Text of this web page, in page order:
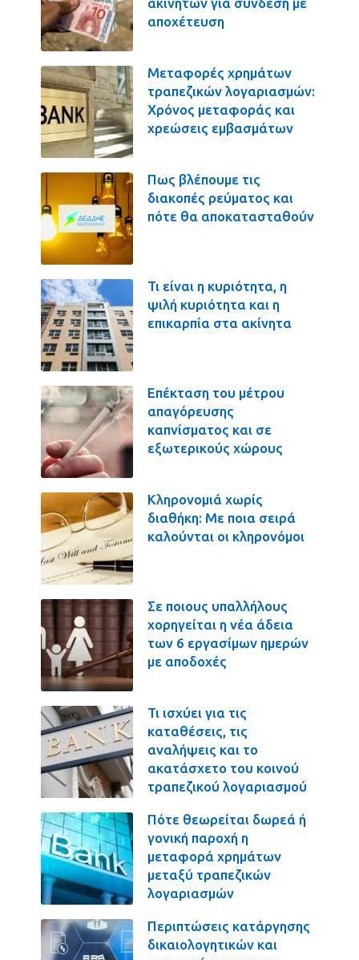
αποχέτευση
Μεταφορές χρημάτων
τραπεζικών λογαριασμών:
Χρόνος μεταφοράς και
χρεώσεις εμβασμάτων
Πως βλέπουμε τις
διακοπές ρεύματος και
πότε θα αποκατασταθούν
Τι είναι η κυριότητα, η
ψιλή κυριότητα και η
επικαρπία στα ακίνητα
Επέκταση του μέτρου
απαγόρευσης
καπνίσματος και σε
εξωτερικούς χώρους
Κληρονομιά χωρίς
διαθήκη: Με ποια σειρά
καλούνται οι κληρονόμοι
Σε ποιους υπαλλήλους
χορηγείται η νέα άδεια
των 6 εργασίμων ημερών
με αποδοχές
Τι ισχύει για τις
καταθέσεις, τις
αναλήψεις και το
ακατάσχετο του κοινού
τραπεζικού λογαριασμού
Πότε θεωρείται δωρεά ή
γονική παροχή η
μεταφορά χρημάτων
μεταξύ τραπεζικών
λογαριασμών
Περιπτώσεις κατάργησης
δικαιολογητικών και